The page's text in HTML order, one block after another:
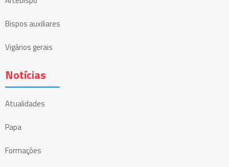
Bispos auxiliares
Vigários gerais
Notícias
Atualidades
Papa
Formações